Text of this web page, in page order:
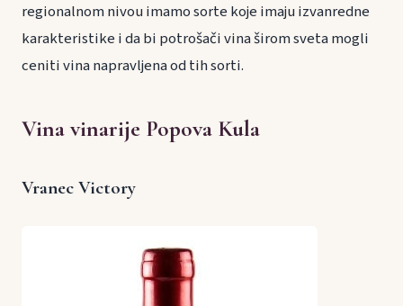
regionalnom nivou imamo sorte koje imaju izvanredne
karakteristike i da bi potrošači vina širom sveta mogli
ceniti vina napravljena od tih sorti.
Vina vinarije Popova Kula
Vranec Victory